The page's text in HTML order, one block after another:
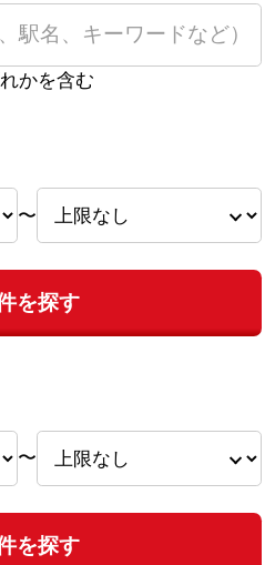
かを含む
〜
を探す
〜
を探す